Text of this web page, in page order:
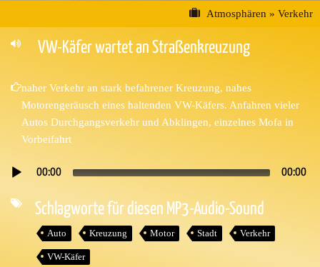
Atmosphären » Verkehr
VW-Käfer wartet an Straßenkreuzung
naher Verkehr an stark befahrener Kreuzung, nahes
Motorengeräusch eines haltenden VW-Käfers. Anfahren vieler
Autos Durchgangsverkehr und Abklingen, einzelnes Mofa in
Vorbeifahrt
Audio-
00:00 00:00
Schlagworte für diesen MP3-Audio-Sound
Auto Kreuzung Motor Stadt Verkehr
VW-Käfer